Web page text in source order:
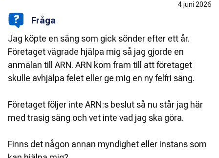
Fråga
Jag köpte en säng som gick sönder efter ett år.
Företaget vägrade hjälpa mig så jag gjorde en
anmälan till ARN. ARN kom fram till att företaget
skulle avhjälpa felet eller ge mig en ny felfri säng.
Företaget följer inte ARN:s beslut så nu står jag här
med trasig säng och vet inte vad jag ska göra.
Finns det någon annan myndighet eller instans som
4 juni 2026